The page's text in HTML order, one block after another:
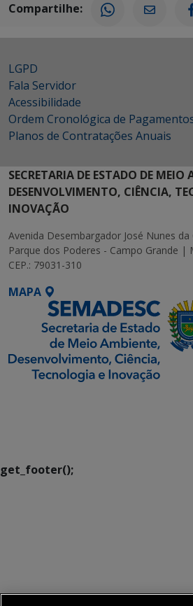
Compartilhe:
LGPD
Fala Servidor
Acessibilidade
Ordem Cronológica de
Planos de Contratações Anuais
SECRETARIA DE ESTADO DE MEIO
DESENVOLVIMENTO, CIÊNCIA,
INOVAÇÃO
Avenida Desembargador José Nunes
Parque dos Poderes - Campo Grande |
CEP.: 79031-310
MAPA
get_footer();